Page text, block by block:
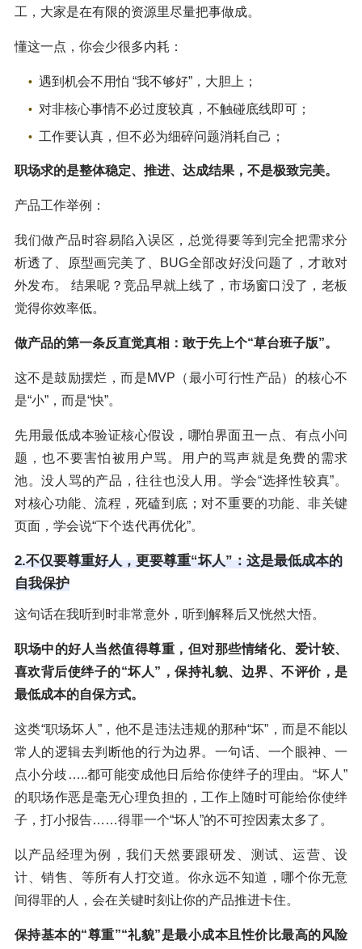
工，大家是在有限的资源里尽量把事做成。
懂这一点，你会少很多内耗：
遇到机会不用怕 “我不够好”，大胆上；
对非核心事情不必过度较真，不触碰底线即可；
工作要认真，但不必为细碎问题消耗自己；
职场求的是整体稳定、推进、达成结果，不是极致完美。
产品工作举例：
我们做产品时容易陷入误区，总觉得要等到完全把需求分
析透了、原型画完美了、BUG全部改好没问题了，才敢对
外发布。 结果呢？竞品早就上线了，市场窗口没了，老板
觉得你效率低。
做产品的第一条反直觉真相：敢于先上个“草台班子版”。
这不是鼓励摆烂，而是MVP（最小可行性产品）的核心不
是“小”，而是“快”。
先用最低成本验证核心假设，哪怕界面丑一点、有点小问
题，也不要害怕被用户骂。用户的骂声就是免费的需求
池。没人骂的产品，往往也没人用。学会“选择性较真”。
对核心功能、流程，死磕到底；对不重要的功能、非关键
页面，学会说“下个迭代再优化”。
2.不仅要尊重好人，更要尊重“坏人”：这是最低成本的
自我保护
这句话在我听到时非常意外，听到解释后又恍然大悟。
职场中的好人当然值得尊重，但对那些情绪化、爱计较、
喜欢背后使绊子的“坏人”，保持礼貌、边界、不评价，是
最低成本的自保方式。
这类“职场坏人”，他不是违法违规的那种“坏”，而是不能以
常人的逻辑去判断他的行为边界。一句话、一个眼神、一
点小分歧…..都可能变成他日后给你使绊子的理由。“坏人”
的职场作恶是毫无心理负担的，工作上随时可能给你使绊
子，打小报告……得罪一个“坏人”的不可控因素太多了。
以产品经理为例，我们天然要跟研发、测试、运营、设
计、销售、等所有人打交道。你永远不知道，哪个你无意
间得罪的人，会在关键时刻让你的产品推进卡住。
保持基本的“尊重”“礼貌”是最小成本且性价比最高的风险